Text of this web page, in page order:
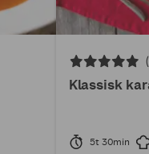
Klassisk
5t 30min